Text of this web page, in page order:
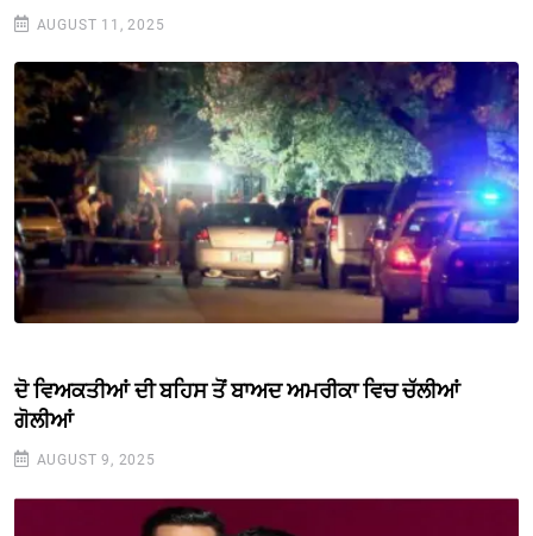
AUGUST 11, 2025
ਦੋ ਵਿਅਕਤੀਆਂ ਦੀ ਬਹਿਸ ਤੋਂ ਬਾਅਦ ਅਮਰੀਕਾ ਵਿਚ ਚੱਲੀਆਂ
ਗੋਲੀਆਂ
AUGUST 9, 2025